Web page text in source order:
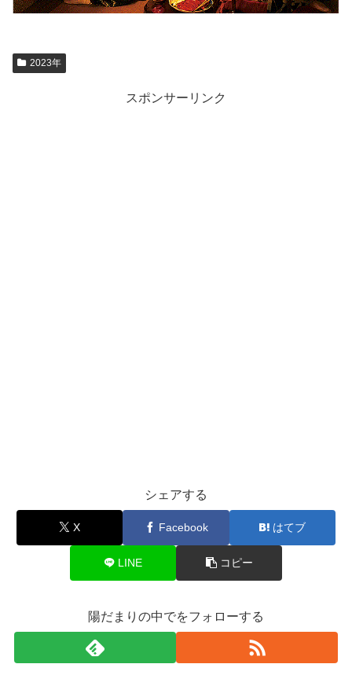
2023年
スポンサーリンク
シェアする
X Facebook はてブ
LINE コピー
陽だまりの中でをフォローする